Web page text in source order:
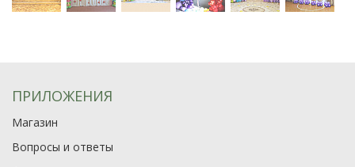
ПРИЛОЖЕНИЯ
Магазин
Вопросы и ответы